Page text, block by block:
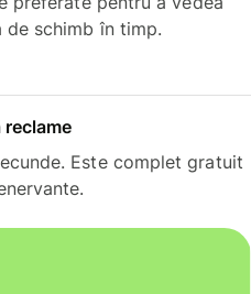
schimb în timp.
Este complet gratuit